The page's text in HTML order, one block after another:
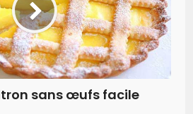
sans œufs facile